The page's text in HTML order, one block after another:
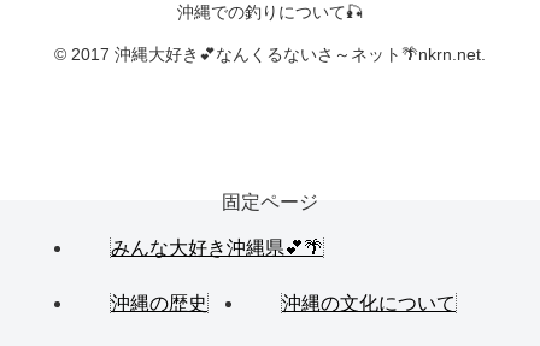
沖縄での釣りについて🎣
© 2017 沖縄大好き💕なんくるないさ～ネット🌴nkrn.net.
固定ページ
みんな大好き沖縄県💕🌴
沖縄の歴史 沖縄の文化について